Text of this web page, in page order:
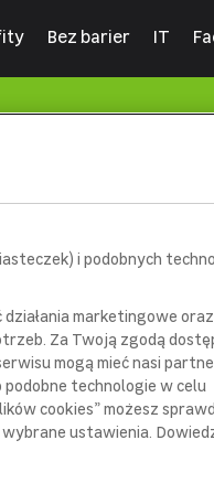
Bez barier IT
i podobnych
marketingowe
Za Twoją zgodą
mogą mieć nasi
technologie w celu
cookies” możesz
ustawienia.